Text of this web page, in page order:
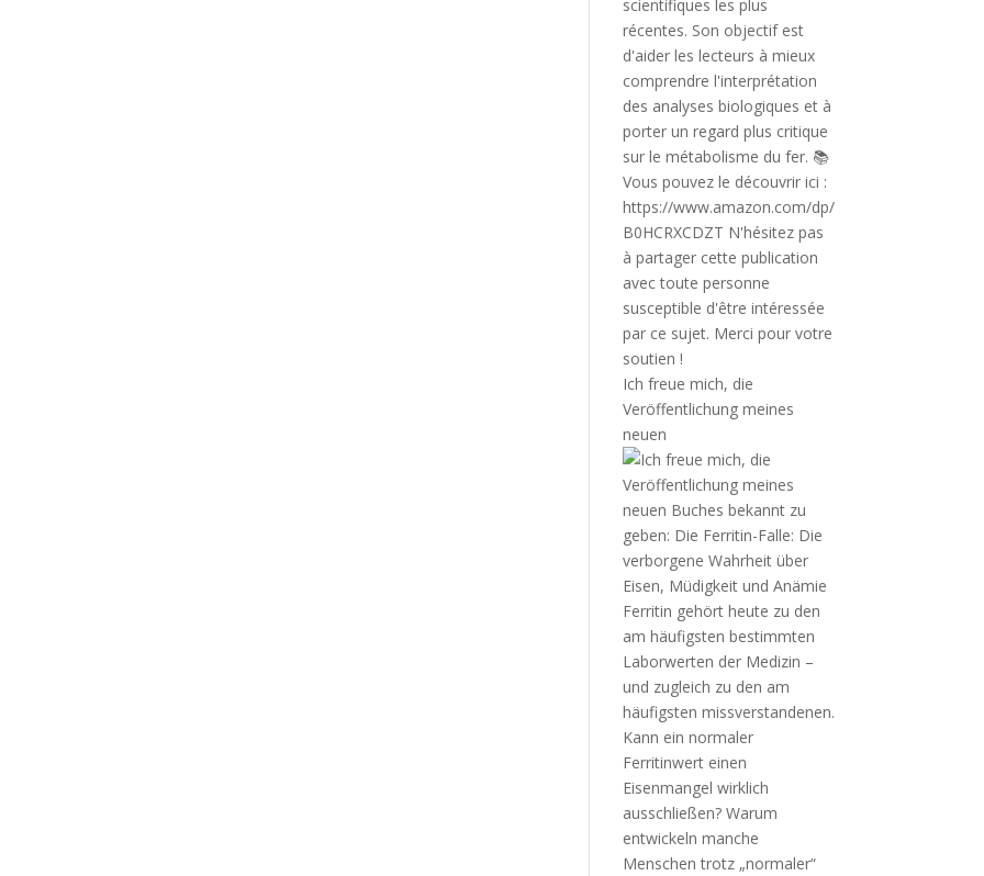
Ich freue mich, die
Veröffentlichung meines
neuen